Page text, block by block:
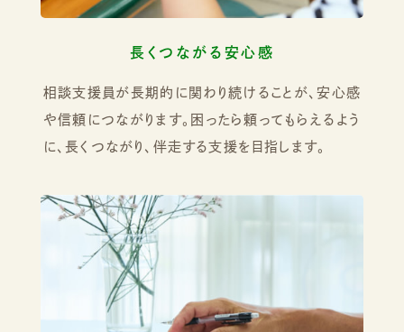
長くつながる安心感
相談支援員が長期的に関わり続けることが、安心感
や信頼につながります。困ったら頼ってもらえるよう
に、長くつながり、伴走する支援を目指します。